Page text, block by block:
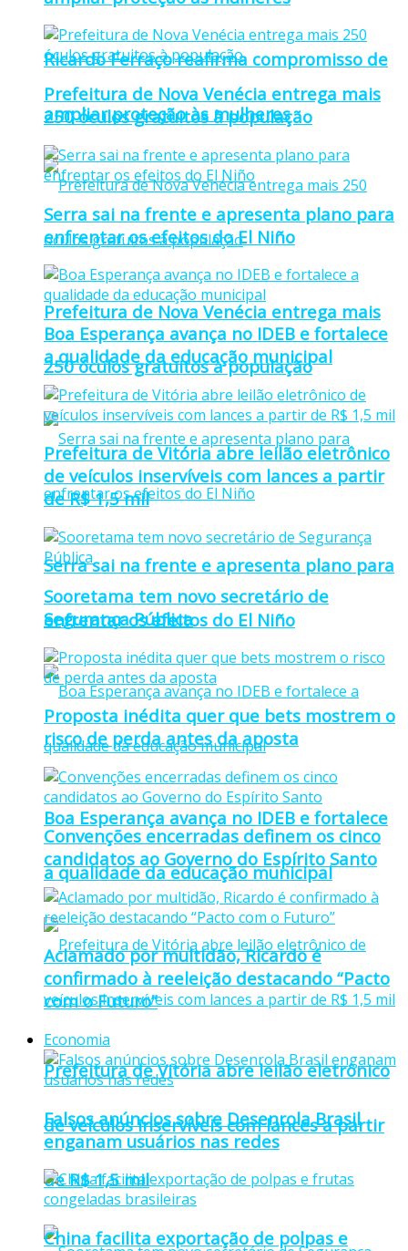
Ricardo Ferraço reafirma compromisso de
ampliar proteção às mulheres
Prefeitura de Nova Venécia entrega mais
250 óculos gratuitos à população
Serra sai na frente e apresenta plano para
enfrentar os efeitos do El Niño
Boa Esperança avança no IDEB e fortalece
a qualidade da educação municipal
Prefeitura de Vitória abre leilão eletrônico
de veículos inservíveis com lances a partir
de R$ 1,5 mil
Prefeitura de Nova Venécia entrega mais
250 óculos gratuitos à população
Serra sai na frente e apresenta plano para
enfrentar os efeitos do El Niño
Boa Esperança avança no IDEB e fortalece
a qualidade da educação municipal
Prefeitura de Vitória abre leilão eletrônico
de veículos inservíveis com lances a partir
de R$ 1,5 mil
Sooretama tem novo secretário de
Segurança Pública
Proposta inédita quer que bets mostrem o
risco de perda antes da aposta
Convenções encerradas definem os cinco
candidatos ao Governo do Espírito Santo
Aclamado por multidão, Ricardo é
confirmado à reeleição destacando “Pacto
com o Futuro”
Economia
Falsos anúncios sobre Desenrola Brasil
enganam usuários nas redes
China facilita exportação de polpas e